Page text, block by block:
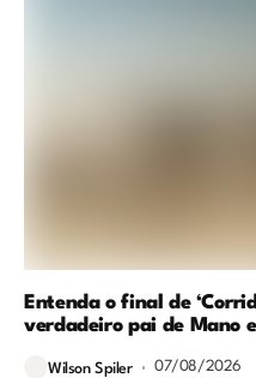
Entenda o final de
verdadeiro pai de Mano
Wilson Spiler 07/08/2026